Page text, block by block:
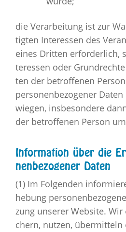
die Ver­ar­bei­tung ist zur
tig­ten In­ter­es­sen des
eines Drit­ten er­for­der­lich,
ter­es­sen oder
ten der be­trof­fe­nen
per­so­nen­be­zo­ge­ner
wie­gen, ins­be­son­de­re
der be­trof­fe­nen Per­son
In­for­ma­ti­on über die
nen­be­zo­ge­ner Daten
(1) Im Fol­gen­den
he­bung
zung un­se­rer Web­site.
chern, nut­zen,